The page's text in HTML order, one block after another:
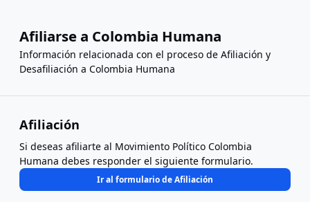
Afiliarse a Colombia Humana
Información relacionada con el proceso de Afiliación y
Desafiliación a Colombia Humana
Afiliación
Si deseas afiliarte al Movimiento Político Colombia
Humana debes responder el siguiente formulario.
Ir al formulario de Afiliación